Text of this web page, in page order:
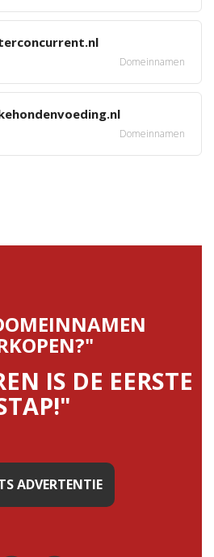
Domeinnamen
Domeinnamen
IS DE EERSTE
ADVERTENTIE